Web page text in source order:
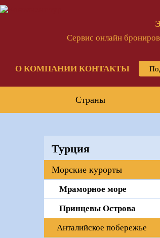
Сервис онлайн
О КОМПАНИИ КОНТАКТЫ
Страны
Турция
Морские курорты
Мраморное море
Принцевы Острова
Анталийское побережье